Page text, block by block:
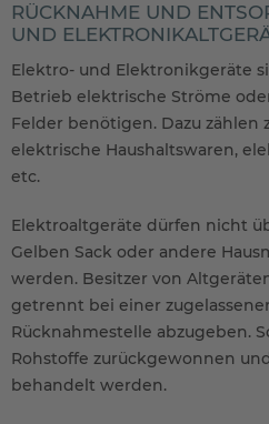
RÜCKNAHME UND
UND
Elektro- und Elektronikgeräte
Betrieb elektrische Ströme
Felder benötigen. Dazu zählen
elektrische Haushaltswaren,
etc.
Elektroaltgeräte dürfen nicht
Gelben Sack oder andere
werden. Besitzer von
getrennt bei einer
Rücknahmestelle abzugeben.
Rohstoffe zurückgewonnen
behandelt werden.